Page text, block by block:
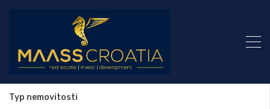
Typ nemovitosti